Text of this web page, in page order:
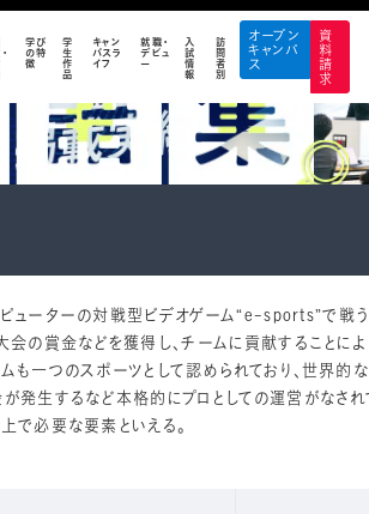
学び
の特
徴
学
生
作
品
キャン
パスラ
イフ
就職・
デビュ
ー
入
試
情
報
訪
問
者
別
オープン
キャンパ
ス
資
料
請
求
ューターの対戦型ビデオゲーム“e-sports”で戦
会の賞金などを獲得し、チームに貢献することに
も一つのスポーツとして認められており、世界的
発生するなど本格的にプロとしての運営がなされ
で必要な要素といえる。